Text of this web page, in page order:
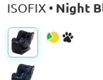
ISOFIX • Night